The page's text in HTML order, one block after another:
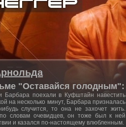
"Оставайся голодным":
Барбара поехали в Куфштайн навестить
на несколько минут, Барбара призналась
случится, то она не захочет жить.
словам очевидцев, он тоже был к ней
и казался по-настоящему влюбленным.